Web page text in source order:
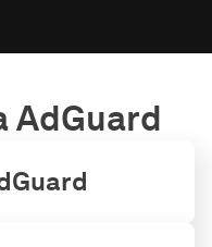
AdGuard